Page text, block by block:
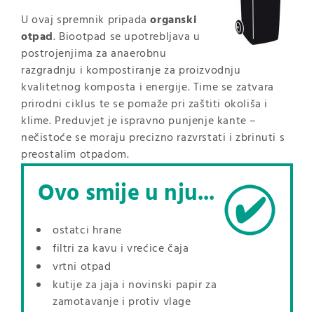
U ovaj spremnik pripada organski
otpad. Biootpad se upotrebljava u
postrojenjima za anaerobnu
razgradnju i kompostiranje za proizvodnju
kvalitetnog komposta i energije. Time se zatvara
prirodni ciklus te se pomaže pri zaštiti okoliša i
klime. Preduvjet je ispravno punjenje kante –
nečistoće se moraju precizno razvrstati i zbrinuti s
preostalim otpadom.
Ovo smije u nju...
ostatci hrane
filtri za kavu i vrećice čaja
vrtni otpad
kutije za jaja i novinski papir za
zamotavanje i protiv vlage